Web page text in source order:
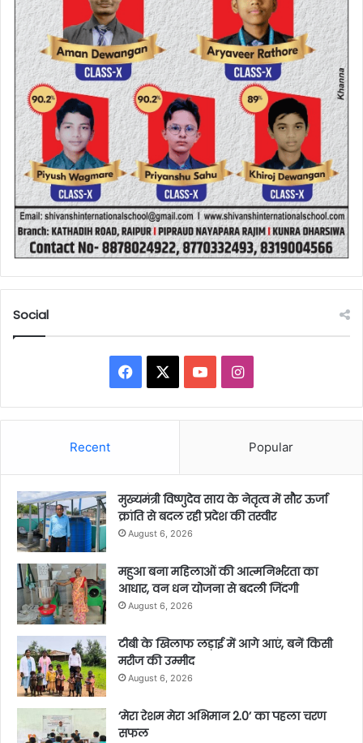
Social
Facebook YouTubeInstagram
Recent Popular
मुख्यमंत्री विष्णुदेव साय के नेतृत्व में सौर ऊर्जा
क्रांति से बदल रही प्रदेश की तस्वीर
August 6, 2026
महुआ बना महिलाओं की आत्मनिर्भरता का
आधार, वन धन योजना से बदली जिंदगी
August 6, 2026
टीबी के खिलाफ लड़ाई में आगे आएं, बनें किसी
मरीज की उम्मीद
August 6, 2026
‘मेरा रेशम मेरा अभिमान 2.0’ का पहला चरण
सफल